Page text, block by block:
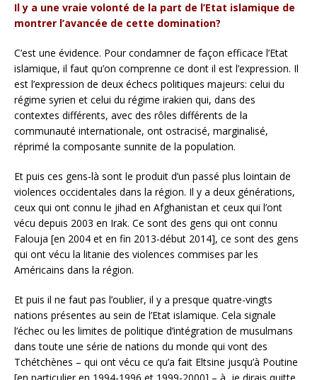
Il y a une vraie volonté de la part de l’Etat islamique de
montrer l’avancée de cette domination?
C’est une évidence. Pour condamner de façon efficace l’Etat
islamique, il faut qu’on comprenne ce dont il est l’expression. Il
est l’expression de deux échecs politiques majeurs: celui du
régime syrien et celui du régime irakien qui, dans des
contextes différents, avec des rôles différents de la
communauté internationale, ont ostracisé, marginalisé,
réprimé la composante sunnite de la population.
Et puis ces gens-là sont le produit d’un passé plus lointain de
violences occidentales dans la région. Il y a deux générations,
ceux qui ont connu le jihad en Afghanistan et ceux qui l’ont
vécu depuis 2003 en Irak. Ce sont des gens qui ont connu
Falouja [en 2004 et en fin 2013-début 2014], ce sont des gens
qui ont vécu la litanie des violences commises par les
Américains dans la région.
Et puis il ne faut pas l’oublier, il y a presque quatre-vingts
nations présentes au sein de l’Etat islamique. Cela signale
l’échec ou les limites de politique d’intégration de musulmans
dans toute une série de nations du monde qui vont des
Tchétchènes – qui ont vécu ce qu’a fait Eltsine jusqu’à Poutine